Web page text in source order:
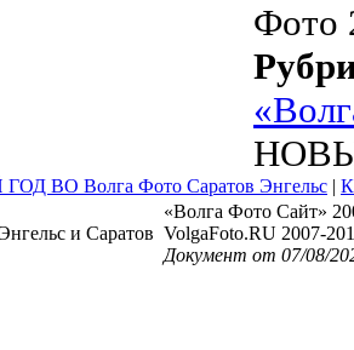
Фото
ВО Волга Фото Саратов Энгельс |
и Саратов
«Волга Фото Сайт»
VolgaFoto.RU 2007-
Документ от 07/08/